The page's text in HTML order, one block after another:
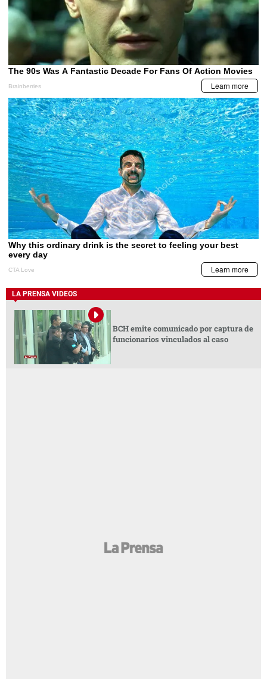
LA PRENSA VIDEOS
BCH emite comunicado por captura de
funcionarios vinculados al caso